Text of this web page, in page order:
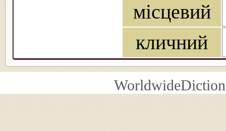
місцевий
кличний